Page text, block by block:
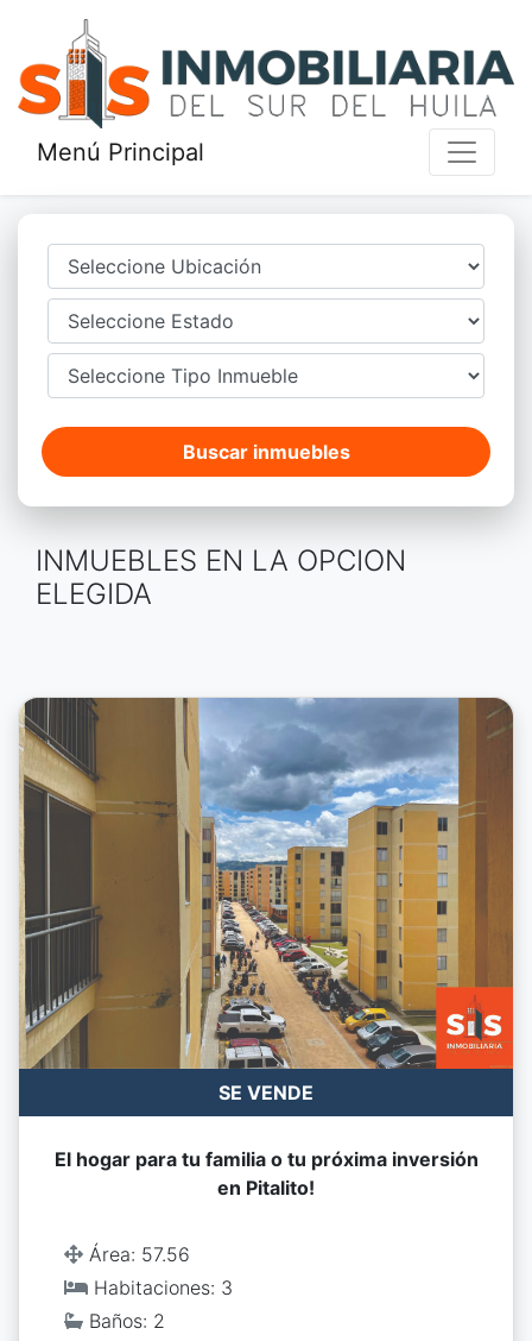
Menú Principal
Buscar inmuebles
INMUEBLES EN LA OPCION
ELEGIDA
SE VENDE
El hogar para tu familia o tu próxima inversión
en Pitalito!
Área: 57.56
Habitaciones: 3
Baños: 2